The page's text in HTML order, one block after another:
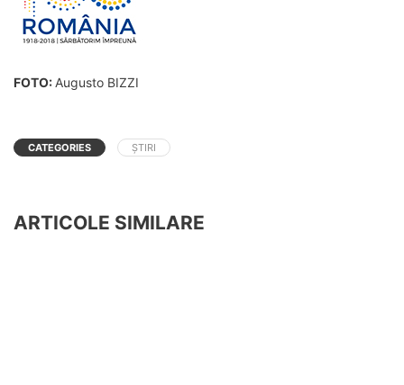
FOTO: Augusto BIZZI
CATEGORIES ȘTIRI
ARTICOLE SIMILARE